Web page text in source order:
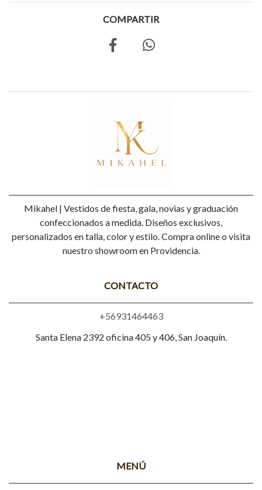
COMPARTIR
Mikahel | Vestidos de fiesta, gala, novias y graduación
confeccionados a medida. Diseños exclusivos,
personalizados en talla, color y estilo. Compra online o visita
nuestro showroom en Providencia.
CONTACTO
+56931464463
Santa Elena 2392 oficina 405 y 406, San Joaquín.
MENÚ